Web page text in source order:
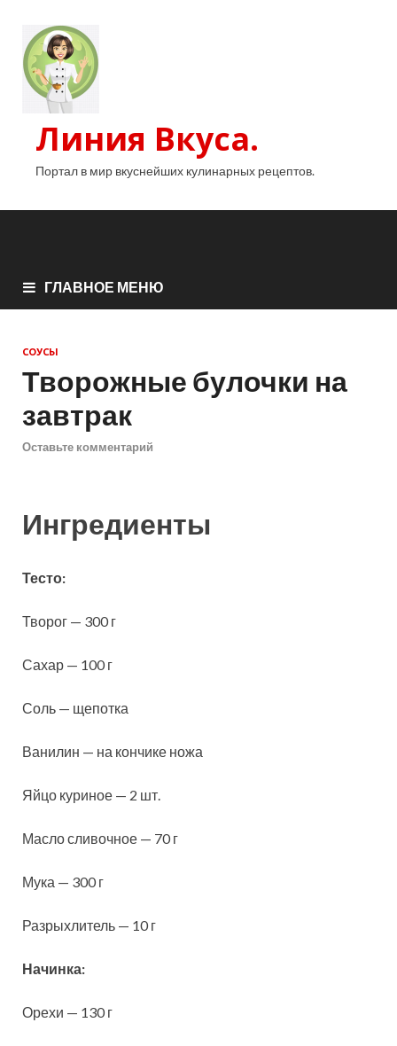
Линия Вкуса.
Портал в мир вкуснейших кулинарных рецептов.
ГЛАВНОЕ МЕНЮ
СОУСЫ
Творожные булочки на
завтрак
Оставьте комментарий
Ингредиенты
Тесто:
Творог — 300 г
Сахар — 100 г
Соль — щепотка
Ванилин — на кончике ножа
Яйцо куриное — 2 шт.
Масло сливочное — 70 г
Мука — 300 г
Разрыхлитель — 10 г
Начинка:
Орехи — 130 г